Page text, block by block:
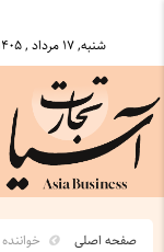
شنبه, ۱۷ مرداد , ۱۴۰۵
صفحه اصلی